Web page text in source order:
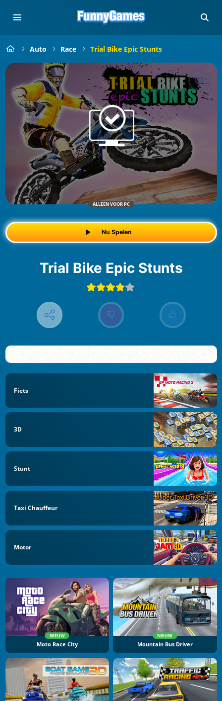
Auto Race Trial Bike Epic Stunts
ALLEEN VOOR PC
Nu Spelen
Trial Bike Epic Stunts
Fiets
3D
Stunt
Taxi Chauffeur
Motor
NIEUW
Moto Race City
NIEUW
Mountain Bus Driver